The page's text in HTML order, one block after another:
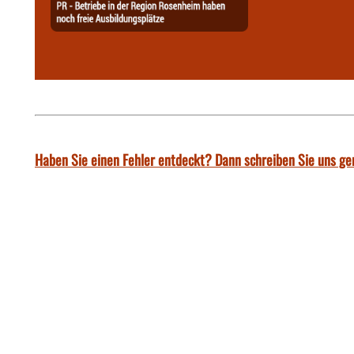
Haben Sie einen Fehler entdeckt? Dann schreiben Sie uns